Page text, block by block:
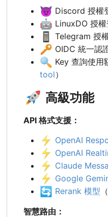
😈 Discord 授權
🤖 LinuxDO 授
📱 Telegram 授
🔑 OIDC 統一認
🔍 Key 查詢使用
tool）
🚀 高級功能
API 格式支援：
⚡ OpenAI
⚡ OpenAI
⚡ Claude
⚡ Google
🔄 Rerank 模型
智慧路由：